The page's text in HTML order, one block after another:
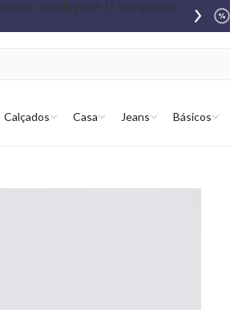
Calçados Casa Jeans Básicos